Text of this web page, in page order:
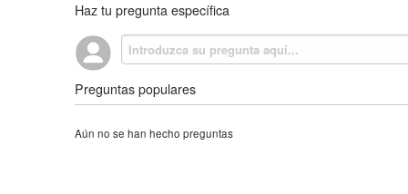
Haz tu pregunta específica
Preguntas populares
Aún no se han hecho preguntas